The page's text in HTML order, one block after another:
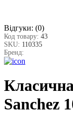
Відгуки: (0)
Код товару: 43
SKU: 110335
Бренд:
Sanchez